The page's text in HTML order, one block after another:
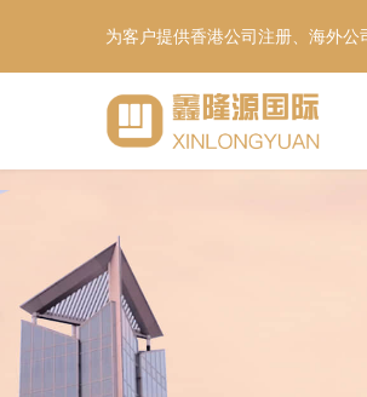
为客户提供香港公司注册、海外